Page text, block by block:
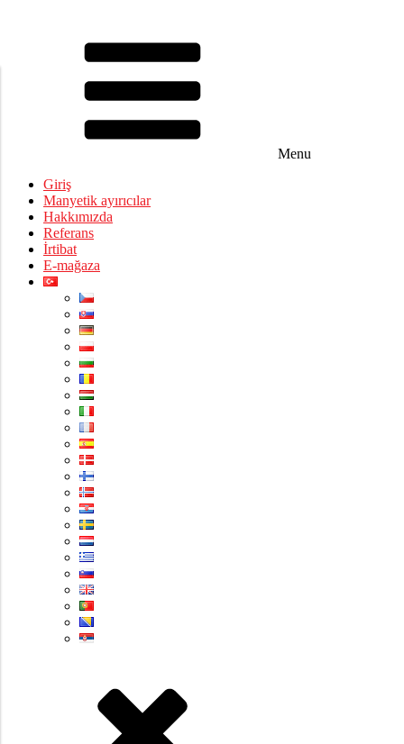
Menu
Giriş
Manyetik ayırıcılar
Hakkımızda
Referans
İrtibat
E-mağaza